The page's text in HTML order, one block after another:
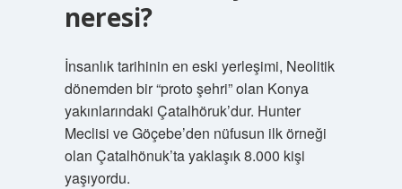
neresi?
İnsanlık tarihinin en eski yerleşimi, Neolitik
dönemden bir “proto şehri” olan Konya
yakınlarındaki Çatalhöruk’dur. Hunter
Meclisi ve Göçebe’den nüfusun ilk örneği
olan Çatalhönuk’ta yaklaşık 8.000 kişi
yaşıyordu.